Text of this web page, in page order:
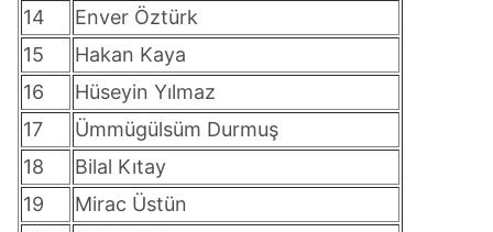
14
Enver Öztürk
15
Hakan Kaya
16
Hüseyin Yılmaz
17
Ümmügülsüm Durmuş
18
Bilal Kıtay
19
Mirac Üstün